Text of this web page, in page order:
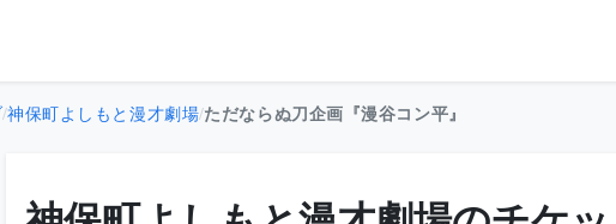
/神保町よしもと漫才劇場/ただならぬ刀企画『漫谷コン平』